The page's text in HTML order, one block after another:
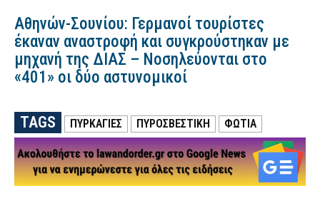
Αθηνών-Σουνίου: Γερμανοί τουρίστες
έκαναν αναστροφή και συγκρούστηκαν με
μηχανή της ΔΙΑΣ – Νοσηλεύονται στο
«401» οι δύο αστυνομικοί
TAGS ΠΥΡΚΑΓΙΕΣ ΠΥΡΟΣΒΕΣΤΙΚΗ ΦΩΤΙΑ